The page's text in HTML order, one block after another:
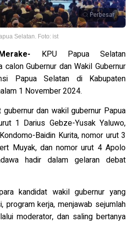
Perbesar
Selatan. Foto: ist
Merake- KPU Papua Selatan
Gubernur dan Wakil Gubernur
Papua Selatan di Kabupaten
1 November 2024.
dan wakil gubernur Papua
1 Darius Gebze-Yusak Yaluwo,
Baidin Kurita, nomor urut 3
Muyak, dan nomor urut 4 Apolo
hadir dalam gelaran debat
kandidat wakil gubernur yang
program kerja, menjawab sejumlah
moderator, dan saling bertanya